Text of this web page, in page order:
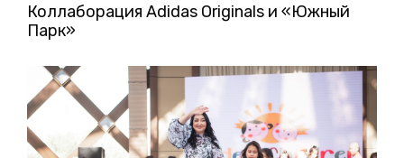
Коллаборация Аdidas Originals и «Южный
Парк»